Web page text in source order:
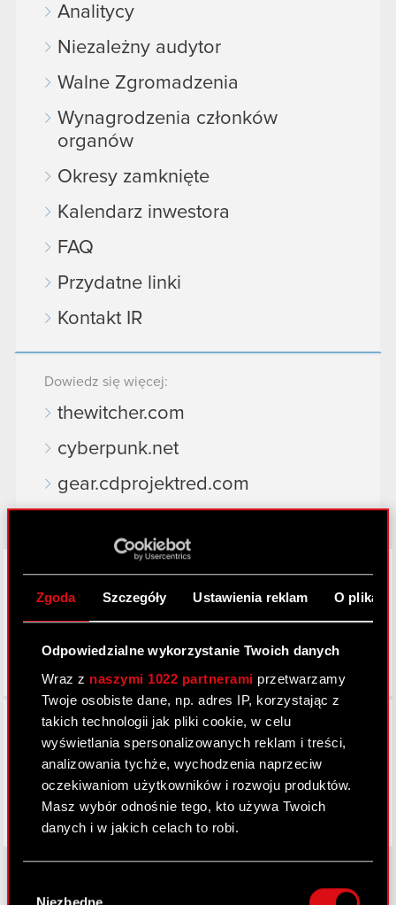
Zgoda Szczegóły Ustawienia reklam O
Odpowiedzialne wykorzystanie Twoich danych
Wraz z naszymi 1022 partnerami przetwarzamy
Twoje osobiste dane, np. adres IP, korzystając z
takich technologii jak pliki cookie, w celu
wyświetlania spersonalizowanych reklam i treści,
analizowania tychże, wychodzenia naprzeciw
oczekiwaniom użytkowników i rozwoju produktów.
Masz wybór odnośnie tego, kto używa Twoich
danych i w jakich celach to robi.
Gromadzić dane dotyczące Twojej
Analitycy
Niezależny audytor
Walne Zgromadzenia
Wynagrodzenia członków
organów
Okresy zamknięte
Kalendarz inwestora
FAQ
Przydatne linki
Kontakt IR
Dowiedz się więcej:
thewitcher.com
cyberpunk.net
gear.cdprojektred.com
Facebook